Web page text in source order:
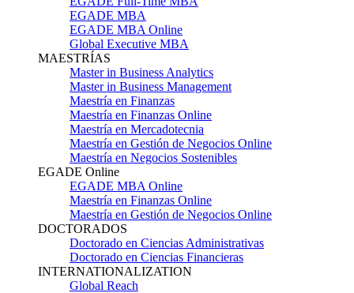
EGADE MBA
EGADE MBA Online
Global Executive MBA
MAESTRÍAS
Master in Business Analytics
Master in Business Management
Maestría en Finanzas
Maestría en Finanzas Online
Maestría en Mercadotecnia
Maestría en Gestión de Negocios Online
Maestría en Negocios Sostenibles
EGADE Online
EGADE MBA Online
Maestría en Finanzas Online
Maestría en Gestión de Negocios Online
DOCTORADOS
Doctorado en Ciencias Administrativas
Doctorado en Ciencias Financieras
INTERNATIONALIZATION
Global Reach